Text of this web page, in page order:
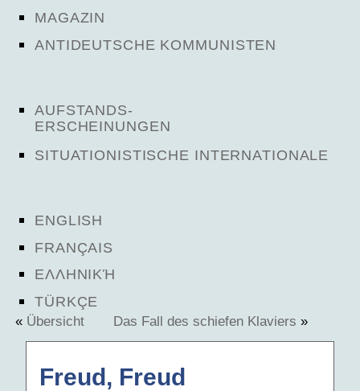
MAGAZIN
ANTIDEUTSCHE KOMMUNISTEN
AUFSTANDS-
ERSCHEINUNGEN
SITUATIONISTISCHE INTERNATIONALE
ENGLISH
FRANÇAIS
ΕΛΛΗΝΙΚΉ
TÜRKÇE
« Übersicht Das Fall des schiefen Klaviers »
Freud, Freud